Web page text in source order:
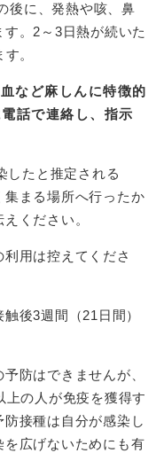
後に、発熱や咳、鼻
。2～3日熱が続いた
。
など麻しんに特徴的
話で連絡し、指示
たと推定される
集まる場所へ行ったか
ください。
用は控えてくださ
後3週間（21日間）
防はできませんが、
の人が免疫を獲得す
接種は自分が感染し
広げないためにも有